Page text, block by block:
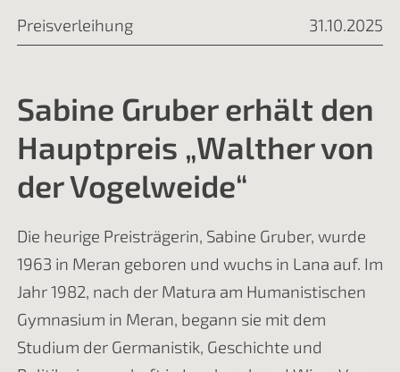
Preisverleihung 31.10.2025
Sabine Gruber erhält den
Hauptpreis „Walther von
der Vogelweide“
Die heurige Preisträgerin, Sabine Gruber, wurde
1963 in Meran geboren und wuchs in Lana auf. Im
Jahr 1982, nach der Matura am Humanistischen
Gymnasium in Meran, begann sie mit dem
Studium der Germanistik, Geschichte und